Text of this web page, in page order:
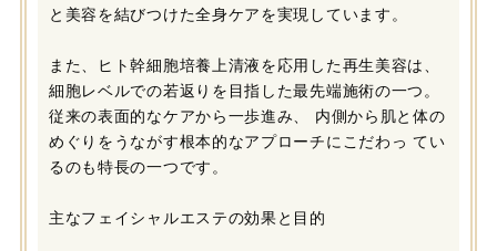
と美容を結びつけた全身ケアを実現しています。
また、ヒト幹細胞培養上清液を応用した再生美容は、
細胞レベルでの若返りを目指した最先端施術の一つ。
従来の表面的なケアから一歩進み、 内側から肌と体の
めぐりをうながす根本的なアプローチにこだわっ てい
るのも特長の一つです。
主なフェイシャルエステの効果と目的